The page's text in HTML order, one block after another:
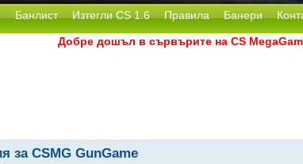
Банлист Изтегли CS 1.6 Правила Банери
Добре дошъл в сървърите на CS
за CSMG GunGame